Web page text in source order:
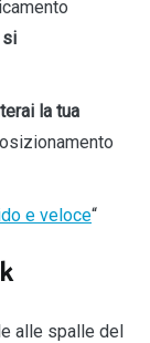
si
la tua
e veloce“
alle spalle del